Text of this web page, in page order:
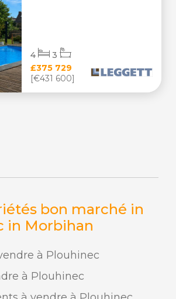
bon marché in
in Morbihan
à Plouhinec
à Plouhinec
£375 729
[€431 600]
4 3